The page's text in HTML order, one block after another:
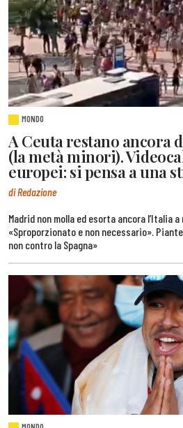
MONDO
A Ceuta restano ancora
(la metà minori).
europei: si pensa a una
di Redazione
Madrid non molla ed esorta ancora l’Italia
«Sproporzionato e non necessario».
non contro la Spagna»